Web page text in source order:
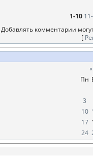
1-10
Добавлять комментарии
[
«
Пн
3
10
17
24